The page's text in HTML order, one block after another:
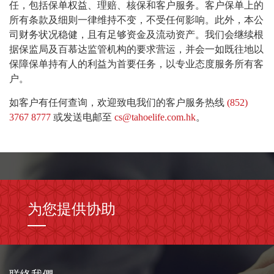
任，包括保单权益、理赔、核保和客户服务。客户保单上的
所有条款及细则一律维持不变，不受任何影响。此外，本公
司财务状况稳健，且有足够资金及流动资产。我们会继续根
据保监局及百慕达监管机构的要求营运，并会一如既往地以
保障保单持有人的利益为首要任务，以专业态度服务所有客
户。
如客户有任何查询，欢迎致电我们的客户服务热线 (852)
3767 8777 或发送电邮至 cs@tahoelife.com.hk。
为您提供协助